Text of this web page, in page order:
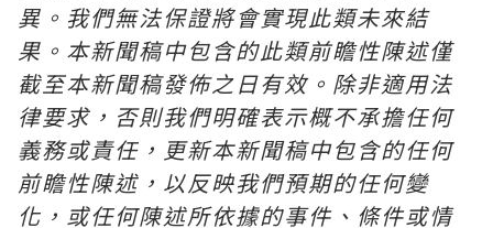
異。我們無法保證將會實現此類未來結
果。本新聞稿中包含的此類前瞻性陳述僅
截至本新聞稿發佈之日有效。除非適用法
律要求，否則我們明確表示概不承擔任何
義務或責任，更新本新聞稿中包含的任何
前瞻性陳述，以反映我們預期的任何變
化，或任何陳述所依據的事件、條件或情